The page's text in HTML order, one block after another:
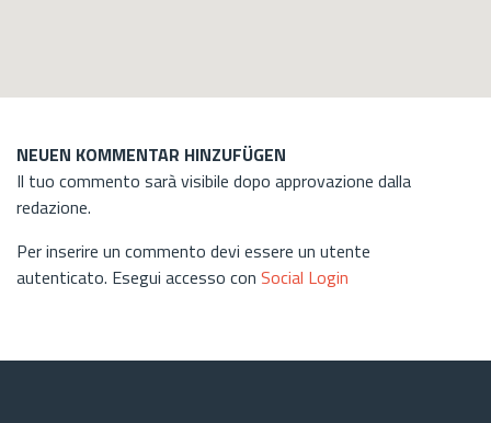
NEUEN KOMMENTAR HINZUFÜGEN
Il tuo commento sarà visibile dopo approvazione dalla
redazione.
Per inserire un commento devi essere un utente
autenticato. Esegui accesso con Social Login